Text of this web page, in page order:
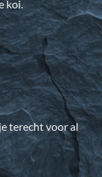
koi.
terecht voor al